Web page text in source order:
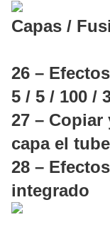
Capas /
26 –
5 / 5 / 100
27 – Copiar
capa el
28 –
integrado